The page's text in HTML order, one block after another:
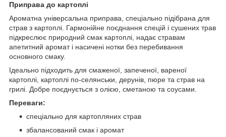
Приправа до картоплі
Ароматна універсальна приправа, спеціально підібрана для
страв з картоплі. Гармонійне поєднання спецій і сушених трав
підкреслює природний смак картоплі, надає стравам
апетитний аромат і насичені нотки без перебивання
основного смаку.
Ідеально підходить для смаженої, запеченої, вареної
картоплі, картоплі по-селянськи, дерунів, пюре та страв на
грилі. Добре поєднується з олією, сметаною та соусами.
Переваги:
спеціально для картопляних страв
збалансований смак і аромат